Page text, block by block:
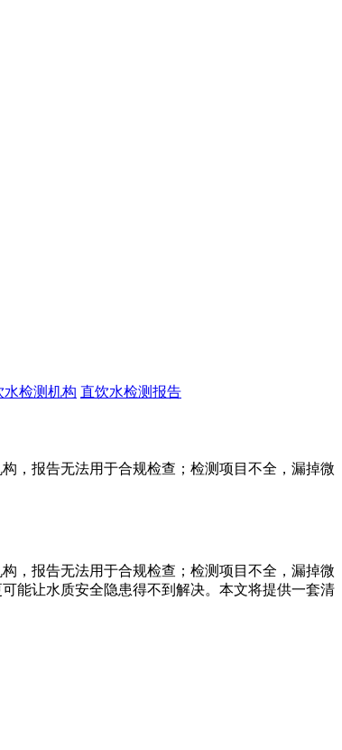
水检测机构 直饮水检测报告
，报告无法用于合规检查；检测项目不全，漏掉微
，报告无法用于合规检查；检测项目不全，漏掉微
能让水质安全隐患得不到解决。本文将提供一套清